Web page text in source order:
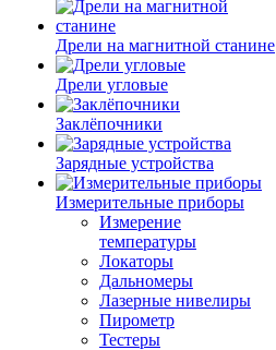
Дрели на магнитной станине
Дрели угловые
Заклёпочники
Зарядные устройства
Измерительные приборы
Измерение
температуры
Локаторы
Дальномеры
Лазерные нивелиры
Пирометр
Тестеры